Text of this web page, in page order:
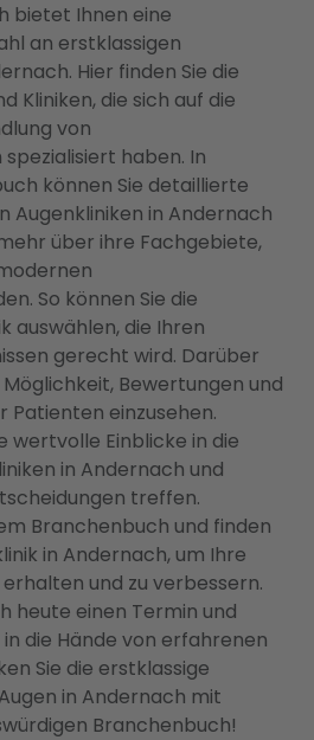
bietet Ihnen eine
an erstklassigen
Hier finden Sie die
Kliniken, die sich auf die
von
haben. In
können Sie detaillierte
Augenkliniken in Andernach
über ihre Fachgebiete,
So können Sie die
auswählen, die Ihren
gerecht wird. Darüber
Möglichkeit, Bewertungen und
Patienten einzusehen.
wertvolle Einblicke in die
in Andernach und
treffen.
Branchenbuch und finden
in Andernach, um Ihre
und zu verbessern.
heute einen Termin und
in die Hände von erfahrenen
Sie die erstklassige
in Andernach mit
Branchenbuch!